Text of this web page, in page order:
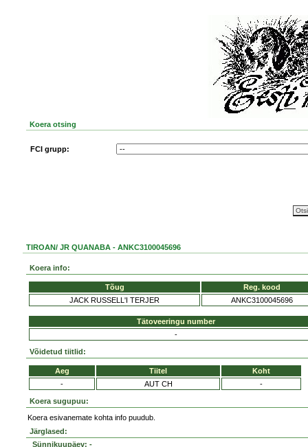
Koera otsing
FCI grupp:
TIROAN/ JR QUANABA - ANKC3100045696
Koera info:
Tõug
Reg. kood
JACK RUSSELL'I TERJER
ANKC3100045696
Tätoveeringu number
-
Võidetud tiitlid:
Aeg Tiitel
Koht
-
AUT CH -
Koera sugupuu:
Koera esivanemate kohta info puudub.
Järglased:
Sünnikuupäev: -